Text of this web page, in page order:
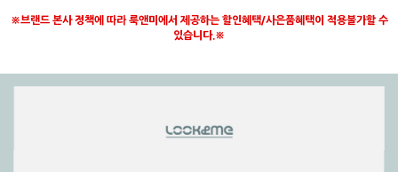
※브랜드 본사 정책에 따라 룩앤미에서 제공하는 할인혜택/사은품혜택이 적용불가할 수
있습니다.※